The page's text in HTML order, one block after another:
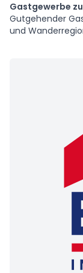
Gastgewerbe
Gutgehender
und